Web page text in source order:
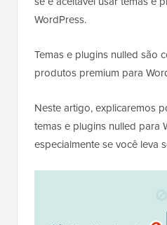
WordPress.
Temas e plugins nulled são
produtos premium para
Neste artigo, explicaremos
temas e plugins nulled para
especialmente se você leva